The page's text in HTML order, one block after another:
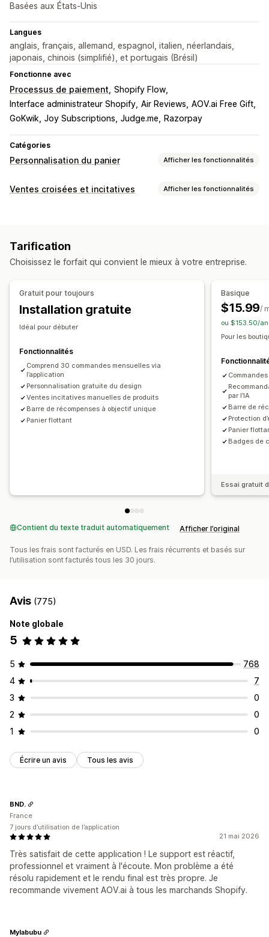
Basées aux États-Unis
Langues
anglais, français, allemand, espagnol, italien, néerlandais,
japonais, chinois (simplifié), et portugais (Brésil)
Fonctionne avec
Processus de paiement Shopify Flow
Interface administrateur Shopify Air Reviews AOV.ai Free Gift
GoKwik Joy Subscriptions Judge.me Razorpay
Catégories
Personnalisation du panier Afficher les fonctionnalités
Affichage du panier
Emballage cadeau
Panier coulissant Panier fixe
Compte à rebours
Plus d’achats, plus d’économies
Barre d’expédition
Récompenses échelonnées
Frais supplémentaires
Cadeaux
Personnalisation du processus de paiement
Notes personnalisées
Ventes croisées et incitatives Afficher les fonctionnalités
Barre de progression
Panier coulissant CSS personnalisées HTML personnalisé
Devises multiples Multilingue Règles personnalisées
Offres et recommandations
Garanties
Emballage cadeau
Compléments au produit Recommandations de produits
Produits fréquemment achetés ensemble
Seuils de quantités Réductions échelonnées
Recommandations basées sur l’IA
Tarification
Choisissez le forfait qui convient le mieux à votre entreprise.
Gratuit pour toujours
Installation gratuite
Idéal pour débuter
Fonctionnalités
Comprend 30 commandes mensuelles via
l’application
Personnalisation gratuite du design
Ventes incitatives manuelles de produits
Barre de récompenses à objectif unique
Panier flottant
Basique
$15.99/
ou $153.50/
Pour les
par l’IA
Barre de
Protection
Panier
Badges de
Essai gratuit
Contient du texte traduit automatiquement Afficher l’original
Tous les frais sont facturés en USD. Les frais récurrents et basés sur
l’utilisation sont facturés tous les 30 jours.
Avis (775)
Note globale
5
5
768
4
7
3
0
2
0
1
0
Écrire un avis Tous les avis
21 mai 2026
Très satisfait de cette application ! Le support est réactif,
professionnel et vraiment à l'écoute. Mon problème a été
résolu rapidement et le rendu final est très propre. Je
recommande vivement AOV.ai à tous les marchands Shopify.
BND.
France
7 jours d’utilisation de l’application
Mylabubu